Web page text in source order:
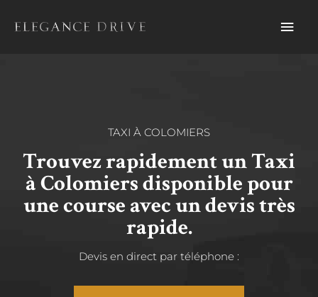
TAXI À COLOMIERS
Trouvez rapidement un Taxi
à Colomiers disponible pour
une course avec un devis très
rapide.
Devis en direct par téléphone :